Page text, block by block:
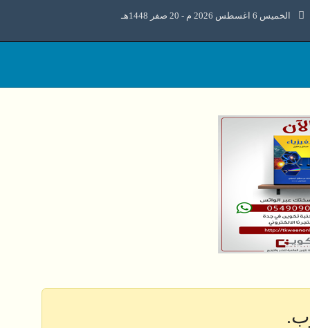
الخميس 6 اغسطس 2026 م - 20 صفر 1448هـ